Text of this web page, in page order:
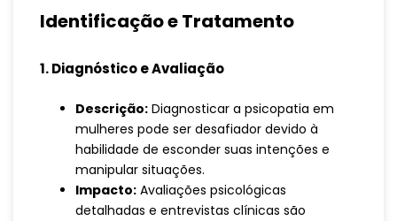
Identificação e Tratamento
1. Diagnóstico e Avaliação
Descrição: Diagnosticar a psicopatia em
mulheres pode ser desafiador devido à
habilidade de esconder suas intenções e
manipular situações.
Impacto: Avaliações psicológicas
detalhadas e entrevistas clínicas são